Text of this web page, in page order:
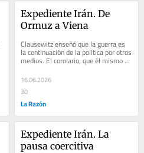
Expediente Irán. De
Ormuz a Viena
Clausewitz enseñó que la guerra es
la continuación de la política por otros
medios. El corolario, que él mismo
intuyó y la prisa contemporánea...
16.06.2026
30
La Razón
Expediente Irán. La
pausa coercitiva